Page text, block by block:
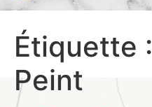
Étiquette :
Peint